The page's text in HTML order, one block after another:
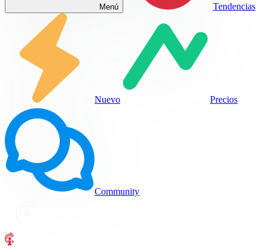
Menú Tendencias
Nuevo Precios
Community